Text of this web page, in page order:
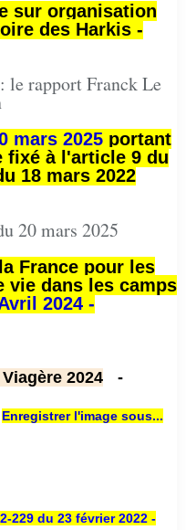
sur organisation
des Harkis -
le rapport Franck Le
mars 2025portant
fixé à l'article 9 du
18 mars 2022
20 mars 2025
France pour les
vie dans les camps
2024 -
2024 -
Enregistrer l'image sous...
229 du 23 février 2022 -